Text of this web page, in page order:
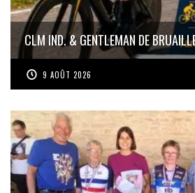
CLM IND. & GENTLEMAN DE
9 AOÛT 2026